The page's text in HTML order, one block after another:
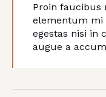
Proin faucibus
elementum mi
egestas nisi in
augue a